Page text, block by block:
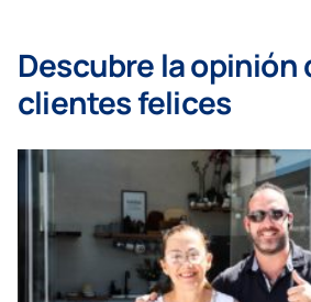
Descubre la opinión
clientes felices